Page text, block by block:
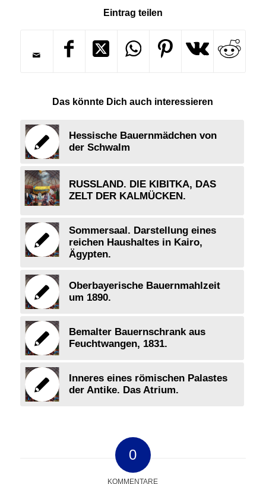
Eintrag teilen
Das könnte Dich auch interessieren
Hessische Bauernmädchen von
der Schwalm
RUSSLAND. DIE KIBITKA, DAS
ZELT DER KALMÜCKEN.
Sommersaal. Darstellung eines
reichen Haushaltes in Kairo,
Ägypten.
Oberbayerische Bauernmahlzeit
um 1890.
Bemalter Bauernschrank aus
Feuchtwangen, 1831.
Inneres eines römischen Palastes
der Antike. Das Atrium.
0
KOMMENTARE